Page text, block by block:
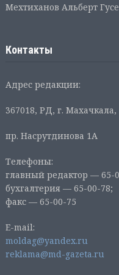
Мехтиханов Альберт
Контакты
Адрес редакции:
367018, РД, г. Махачкала,
пр. Насрутдинова 1А
Телефоны:
главный редактор — 65-
бухгалтерия — 65-00-78;
факс — 65-00-75
E-mail:
moldag@yandex.ru
reklama@md-gazeta.ru